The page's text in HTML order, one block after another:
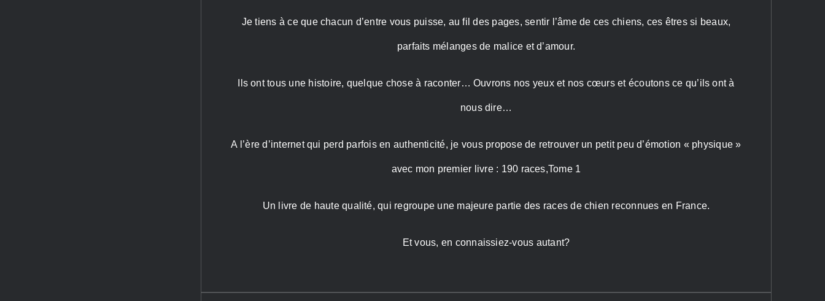
Je tiens à ce que chacun d’entre vous puisse, au fil des pages, sentir l’âme de ces chiens, ces êtres si beaux,
parfaits mélanges de malice et d’amour.
Ils ont tous une histoire, quelque chose à raconter… Ouvrons nos yeux et nos cœurs et écoutons ce qu’ils ont à
nous dire…
A l’ère d’internet qui perd parfois en authenticité, je vous propose de retrouver un petit peu d’émotion « physique »
avec mon premier livre : 190 races,Tome 1
Un livre de haute qualité, qui regroupe une majeure partie des races de chien reconnues en France.
Et vous, en connaissiez-vous autant?